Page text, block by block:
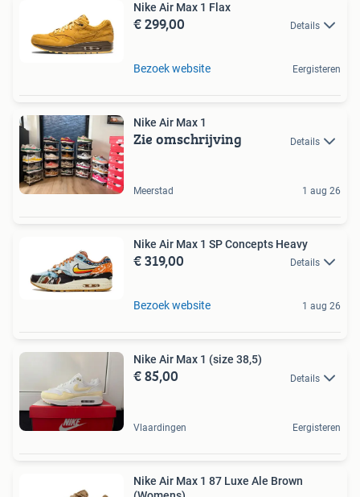
Nike Air Max 1 Flax
€ 299,00 Details
Bezoek website Eergisteren
Nike Air Max 1
Zie omschrijving Details
Meerstad 1 aug 26
Nike Air Max 1 SP Concepts Heavy
€ 319,00 Details
Bezoek website 1 aug 26
Nike Air Max 1 (size 38,5)
€ 85,00 Details
Vlaardingen Eergisteren
Nike Air Max 1 87 Luxe Ale Brown